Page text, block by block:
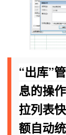
“出库”
息的操
拉列表
额自动统